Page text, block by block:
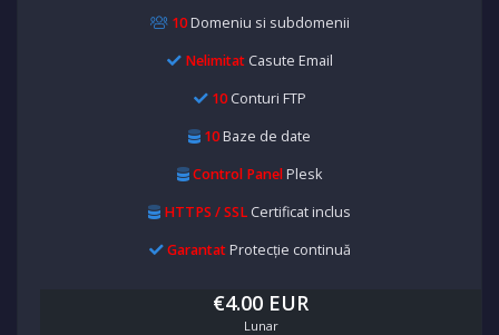
10Domeniu si subdomenii
NelimitatCasute Email
10Conturi FTP
10Baze de date
Control PanelPlesk
HTTPS / SSL Certificat inclus
GarantatProtecție continuă
€4.00 EUR
Lunar